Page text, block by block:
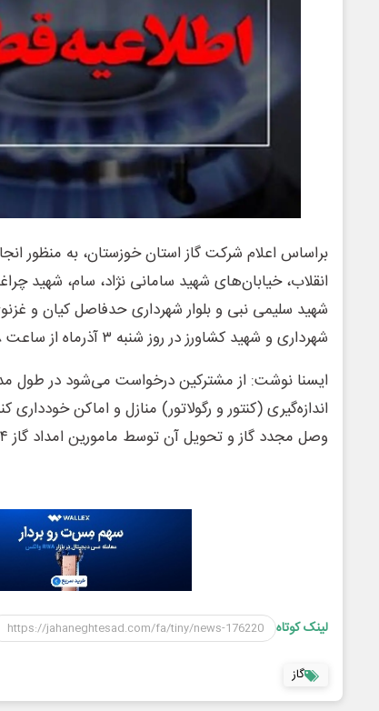
براساس اعلام شرکت گاز استان خوزستان، به منظور
انقلاب، خیابان‌های شهید سامانی نژاد، سام، شهید
شهید سلیمی نبی و بلوار شهرداری حدفاصل کیان و
شهرداری و شهید کشاورز در روز شنبه ۳ آذرماه از ساعت ۸ صبح تا ۲۰ همان روز قطع می‌شود.
ایسنا نوشت: از مشترکین درخواست می‌شود در طول
اندازه‌گیری (کنتور و رگولاتور) منازل و اماکن
وصل مجدد گاز و تحویل آن توسط مامورین امداد گاز ۱۹۴ به حالت بسته نگه دارند.
لینک کوتاه
گاز